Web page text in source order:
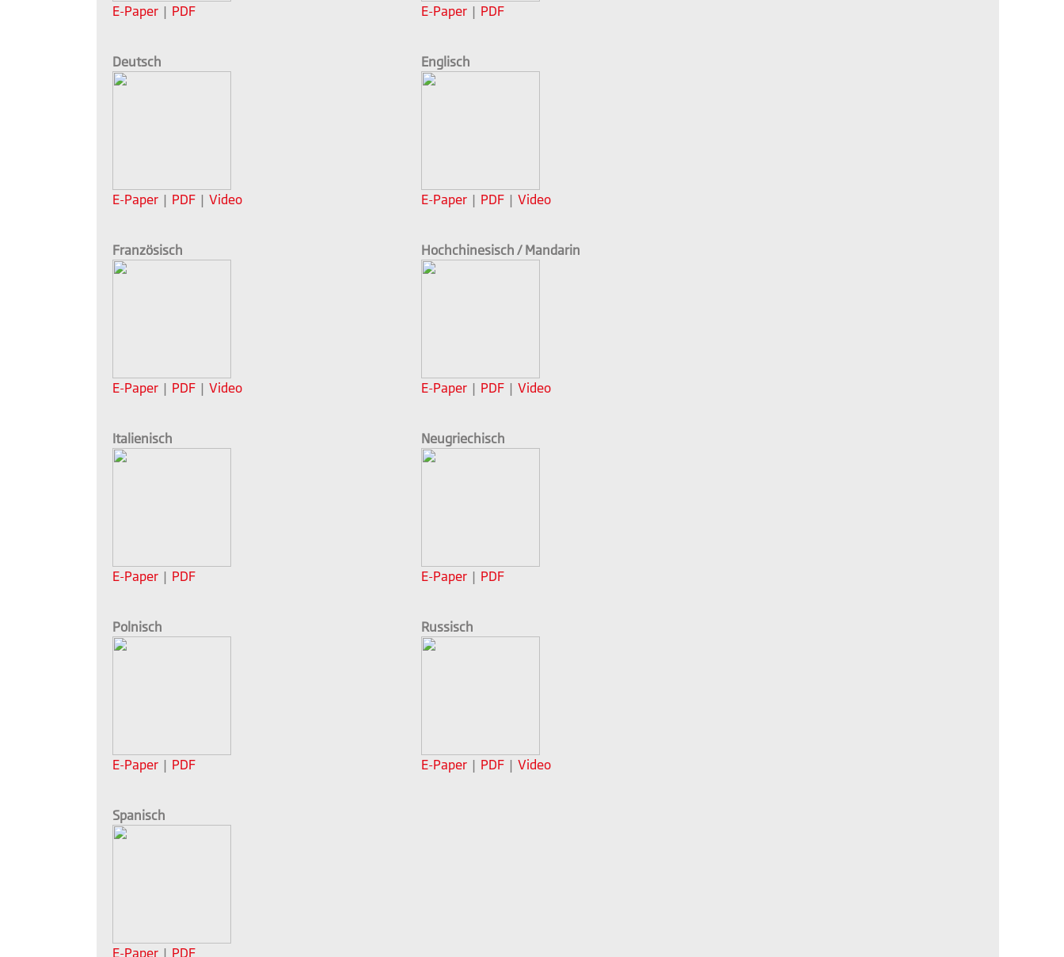
E-Paper | PDF E-Paper | PDF
Deutsch
E-Paper | PDF | Video
Englisch
E-Paper | PDF | Video
Französisch
E-Paper | PDF | Video
Hochchinesisch / Mandarin
E-Paper | PDF | Video
Italienisch
E-Paper | PDF
Neugriechisch
E-Paper | PDF
Polnisch
E-Paper | PDF
Russisch
E-Paper | PDF | Video
Spanisch
E-Paper | PDF